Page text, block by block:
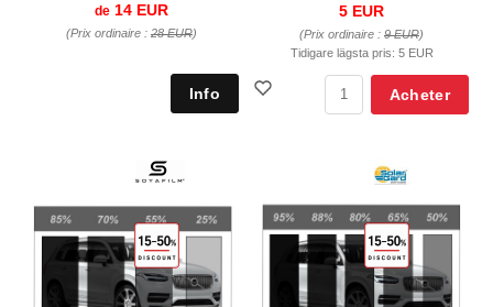
de 14 EUR
(Prix ordinaire : 28 EUR)
5 EUR
(Prix ordinaire : 9 EUR)
Tidigare lägsta pris: 5 EUR
Acheter